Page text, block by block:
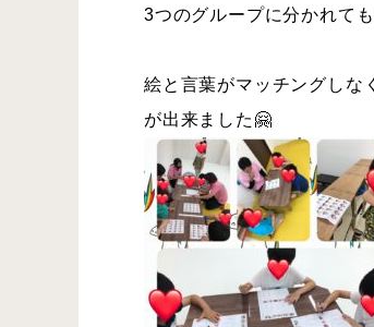
3つのグループに分かれて
絵と言葉がマッチングしな
が出来ました🤗